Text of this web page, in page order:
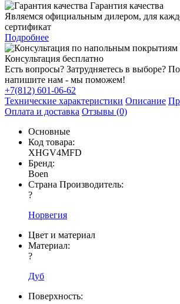
Гарантия качества
Являемся официальным дилером, для
сертификат
Подробнее
Консультация бесплатно
Есть вопросы? Затрудняетесь в выборе?
напишите нам - мы поможем!
+7(812) 601-06-62
Технические характеристики Описание
Оплата и доставка Отзывы (0)
Основные
Код товара:
XHGV4MFD
Бренд:
Boen
Страна Производитель:
?
Норвегия
Цвет и материал
Материал:
?
Дуб
Поверхность: